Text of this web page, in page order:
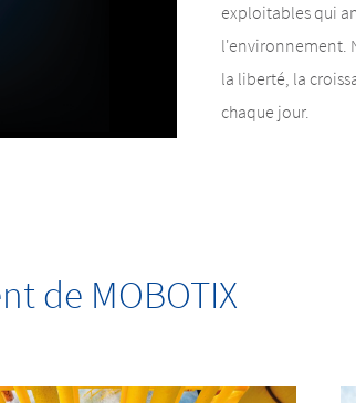
exploitables qui
l'environnement.
la liberté, la
chaque jour.
de MOBOTIX